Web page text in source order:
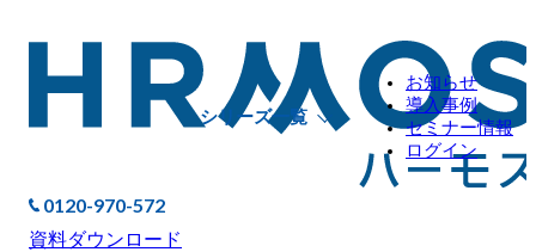
シリーズ一覧
お知らせ
導入事例
セミナー情報
ログイン
0120-970-572
資料ダウンロード